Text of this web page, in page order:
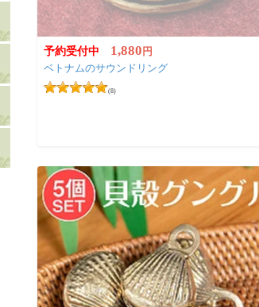
予約受付中 1,880 円
ベトナムのサウンドリング
(8)